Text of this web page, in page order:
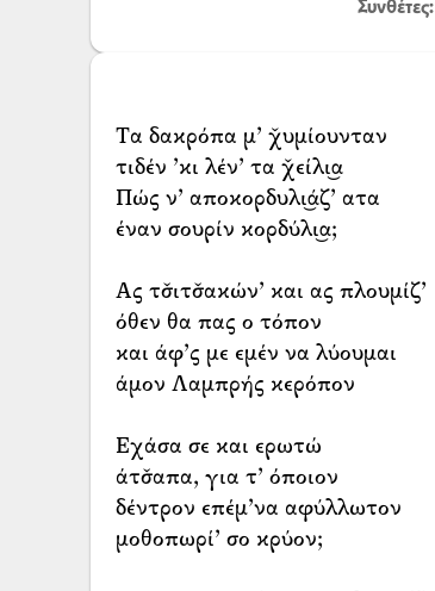
Συνθέτες:
Τα δακρόπα μ’ χ̌υμίουνταν
τιδέν ’κι λέν’ τα χ̌είλι͜α
Πώς ν’ αποκορδυλι͜άζ’ ατα
έναν σουρίν κορδύλι͜α;
Ας τσ̌ιτσ̌ακών’ και ας πλουμίζ’
όθεν θα πας ο τόπον
και άφ’ς με εμέν να λύουμαι
άμον Λαμπρής κερόπον
Εχάσα σε και ερωτώ
άτσ̌απα, για τ’ όποιον
δέντρον επέμ’να αφύλλωτον
μοθοπωρί’ σο κρύον;